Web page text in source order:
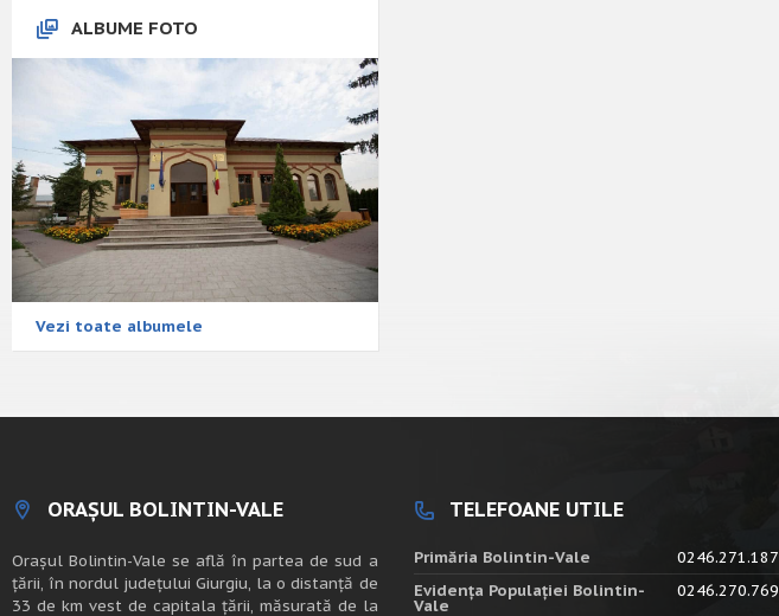
ALBUME FOTO
Vezi toate albumele
ORAȘUL BOLINTIN-VALE
Oraşul Bolintin-Vale se află în partea de sud a
ţării, în nordul judeţului Giurgiu, la o distanţă de
33 de km vest de capitala țării, măsurată de la
TELEFOANE UTILE
Primăria Bolintin-Vale
0246.271.187
Evidența Populației Bolintin-
Vale
0246.270.769